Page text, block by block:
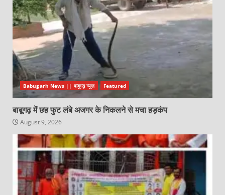
Babugarh News || बाबूगढ़ न्यूज़ Featured
बाबूगढ़ में छह फुट लंबे अजगर के निकलने से मचा हड़कंप
August 9, 2026